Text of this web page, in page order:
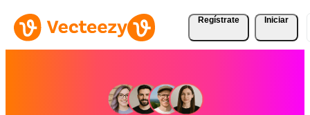
Regístrate Iniciar